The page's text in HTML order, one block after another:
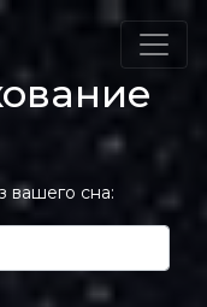
вашего сна: